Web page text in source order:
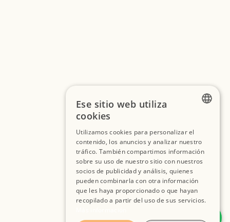
SPANISH
ENGLISH
Ese sitio web utiliza
cookies
Utilizamos cookies para personalizar el
contenido, los anuncios y analizar nuestro
tráfico. También compartimos información
sobre su uso de nuestro sitio con nuestros
socios de publicidad y análisis, quienes
pueden combinarla con otra información
que les haya proporcionado o que hayan
recopilado a partir del uso de sus servicios.